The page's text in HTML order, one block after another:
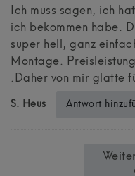
Ich muss sagen, ich
ich bekommen habe.
super hell, ganz
Montage.
.Daher von mir glatte
S. Heus Antwort